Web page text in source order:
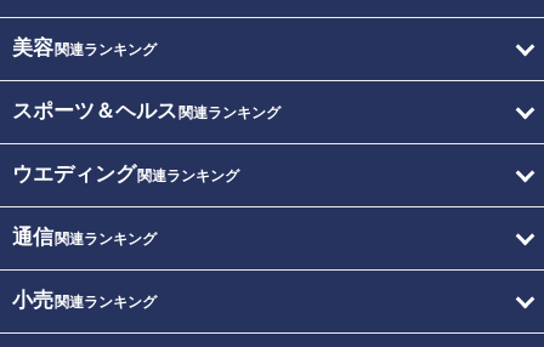
美容関連ランキング
スポーツ＆ヘルス 関連ランキング
ウエディング関連ランキング
通信関連ランキング
小売関連ランキング